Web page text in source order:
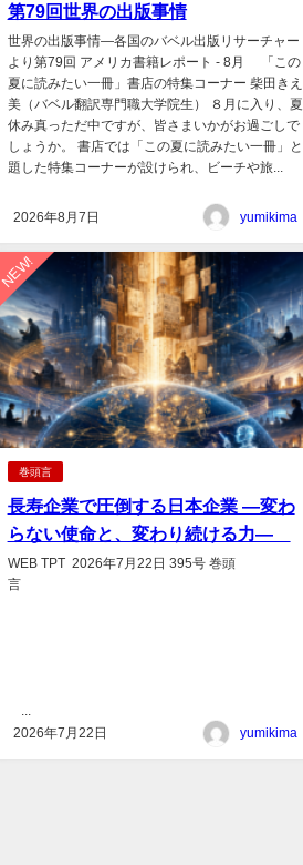
第79回世界の出版事情
世界の出版事情―各国のバベル出版リサーチャー
より第79回 アメリカ書籍レポート - 8月 「この
夏に読みたい一冊」書店の特集コーナー 柴田きえ
美（バベル翻訳専門職大学院生） ８月に入り、夏
休み真っただ中ですが、皆さまいかがお過ごしで
しょうか。 書店では「この夏に読みたい一冊」と
題した特集コーナーが設けられ、ビーチや旅...
2026年8月7日 yumikima
NEW!
巻頭言
長寿企業で圧倒する日本企業 ―変わ
らない使命と、変わり続ける力―
WEB TPT 2026年7月22日 395号 巻頭
言
2026年7月22日
yumikima